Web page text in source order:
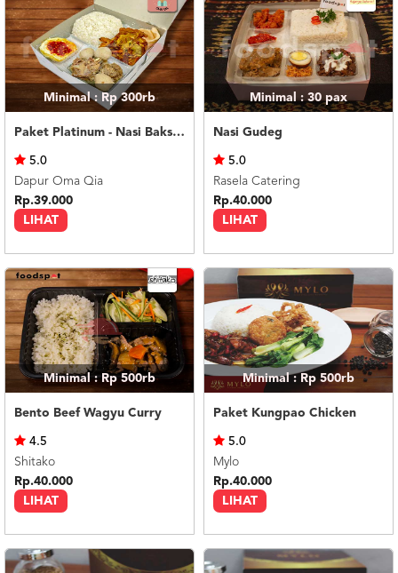
Minimal : Rp 300rb
Paket Platinum - Nasi Bakso Rusuk
LIHAT
5.0
Dapur Oma Qia
Rp.39.000
Minimal : 30 pax
Nasi Gudeg
LIHAT
5.0
Rasela Catering
Rp.40.000
Minimal : Rp 500rb
Bento Beef Wagyu Curry
LIHAT
4.5
Shitako
Rp.40.000
Minimal : Rp 500rb
Paket Kungpao Chicken
LIHAT
5.0
Mylo
Rp.40.000